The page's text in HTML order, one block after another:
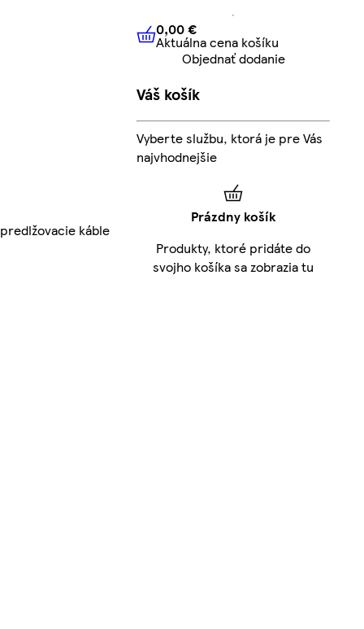
káble
0,00 € Aktuálna cena košíku
0,00 €
Aktuálna cena košíku
Objednať dodanie
Váš košík
Vyberte službu, ktorá je pre Vás
najvhodnejšie
Prázdny košík
Produkty, ktoré pridáte do
svojho košíka sa zobrazia tu